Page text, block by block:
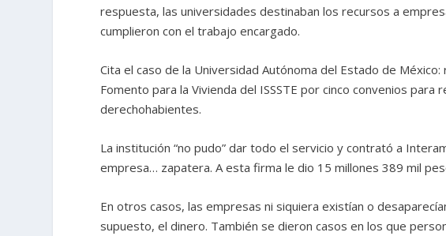
respuesta, las universidades destinaban los recursos a
cumplieron con el trabajo encargado.
Cita el caso de la Universidad Autónoma del Estado de
Fomento para la Vivienda del ISSSTE por cinco convenios
derechohabientes.
La institución “no pudo” dar todo el servicio y contrató a
empresa… zapatera. A esta firma le dio 15 millones 389 mil
En otros casos, las empresas ni siquiera existían o
supuesto, el dinero. También se dieron casos en los que